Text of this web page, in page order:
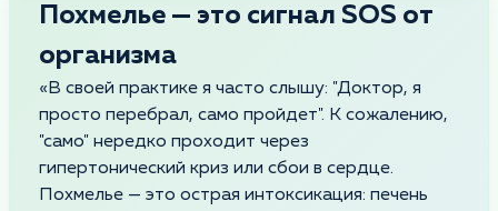
Похмелье — это сигнал SOS от
организма
«В своей практике я часто слышу: "Доктор, я
просто перебрал, само пройдет". К сожалению,
"само" нередко проходит через
гипертонический криз или сбои в сердце.
Похмелье — это острая интоксикация: печень